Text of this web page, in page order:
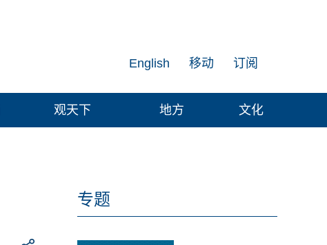
订阅
移动
English
观天下 地方 文化
专题